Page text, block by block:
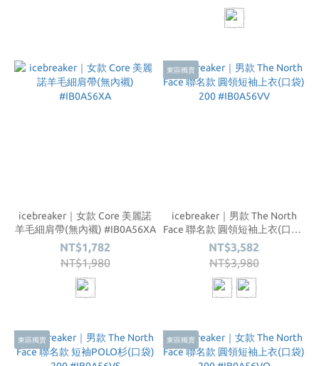
icebreaker｜女款 Core 美麗諾
羊毛細肩帶(無內襯) #IB0A56XA
NT$1,782
NT$1,980
東區獨賣
icebreaker｜男款 The North
Face 聯名款 圓領短袖上衣(口袋)
200 #IB0A56VV
NT$3,582
NT$3,980
東區獨賣 東區獨賣